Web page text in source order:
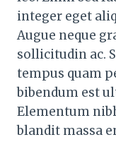
integer eget
Augue neque
sollicitudin ac.
tempus quam
bibendum est
Elementum
blandit massa